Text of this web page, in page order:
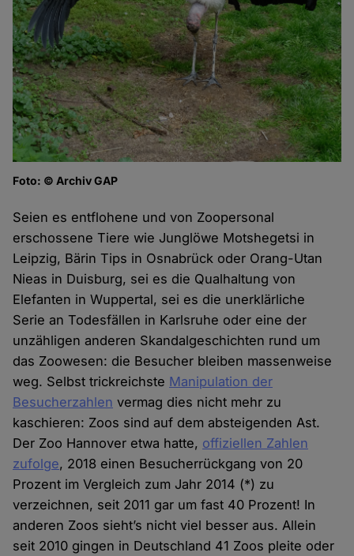
Foto: © Archiv GAP
Seien es entflohene und von Zoopersonal
erschossene Tiere wie Junglöwe Motshegetsi in
Leipzig, Bärin Tips in Osnabrück oder Orang-Utan
Nieas in Duisburg, sei es die Qualhaltung von
Elefanten in Wuppertal, sei es die unerklärliche
Serie an Todesfällen in Karlsruhe oder eine der
unzähligen anderen Skandalgeschichten rund um
das Zoowesen: die Besucher bleiben massenweise
weg. Selbst trickreichste Manipulation der
Besucherzahlen vermag dies nicht mehr zu
kaschieren: Zoos sind auf dem absteigenden Ast.
Der Zoo Hannover etwa hatte, offiziellen Zahlen
zufolge, 2018 einen Besucherrückgang von 20
Prozent im Vergleich zum Jahr 2014 (*) zu
verzeichnen, seit 2011 gar um fast 40 Prozent! In
anderen Zoos sieht’s nicht viel besser aus. Allein
seit 2010 gingen in Deutschland 41 Zoos pleite oder